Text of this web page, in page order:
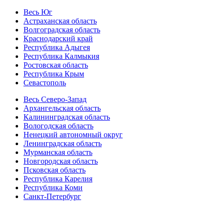
Весь Юг
Астраханская область
Волгоградская область
Краснодарский край
Республика Адыгея
Республика Калмыкия
Ростовская область
Республика Крым
Севастополь
Весь Северо-Запад
Архангельская область
Калининградская область
Вологодская область
Ненецкий автономный округ
Ленинградская область
Мурманская область
Новгородская область
Псковская область
Республика Карелия
Республика Коми
Санкт-Петербург